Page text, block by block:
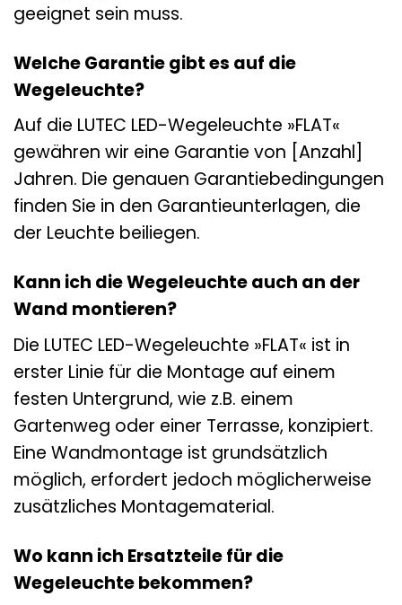
geeignet sein muss.
Welche Garantie gibt es auf die
Wegeleuchte?
Auf die LUTEC LED-Wegeleuchte »FLAT«
gewähren wir eine Garantie von [Anzahl]
Jahren. Die genauen Garantiebedingungen
finden Sie in den Garantieunterlagen, die
der Leuchte beiliegen.
Kann ich die Wegeleuchte auch an der
Wand montieren?
Die LUTEC LED-Wegeleuchte »FLAT« ist in
erster Linie für die Montage auf einem
festen Untergrund, wie z.B. einem
Gartenweg oder einer Terrasse, konzipiert.
Eine Wandmontage ist grundsätzlich
möglich, erfordert jedoch möglicherweise
zusätzliches Montagematerial.
Wo kann ich Ersatzteile für die
Wegeleuchte bekommen?